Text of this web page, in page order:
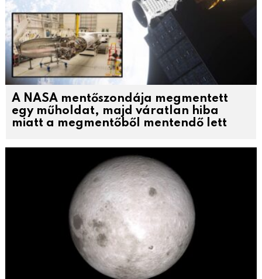
A NASA mentőszondája megmentett
egy műholdat, majd váratlan hiba
miatt a megmentőből mentendő lett